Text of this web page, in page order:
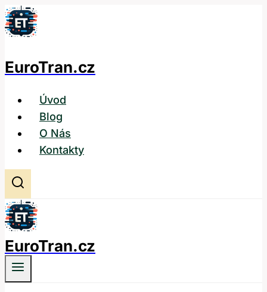
Přeskočit
na
EuroTran.cz
Úvod
Blog
O Nás
Kontakty
EuroTran.cz